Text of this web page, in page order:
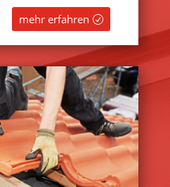
mehr erfahren